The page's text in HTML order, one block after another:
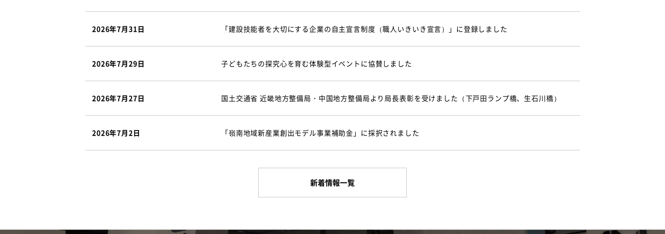
2026年7月31日 「建設技能者を大切にする企業の自主宣言制度（職人いきいき宣言）」に登録しました
2026年7月29日 子どもたちの探究心を育む体験型イベントに協賛しました
2026年7月27日 国土交通省 近畿地方整備局・中国地方整備局より局長表彰を受けました（下戸田ランプ橋、生石川橋）
2026年7月2日 「嶺南地域新産業創出モデル事業補助金」に採択されました
新着情報一覧